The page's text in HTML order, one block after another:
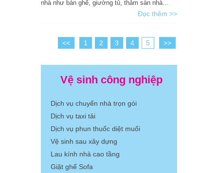
nhà như bàn ghế, giường tủ, thảm sàn nhà…
Đọc thêm >>
<< 1 2 3 4 5 >>
Vệ sinh công nghiệp
Dịch vụ chuyển nhà trọn gói
Dịch vụ taxi tải
Dịch vụ phun thuốc diệt muối
Vệ sinh sau xây dựng
Lau kính nhà cao tầng
Giặt ghế Sofa